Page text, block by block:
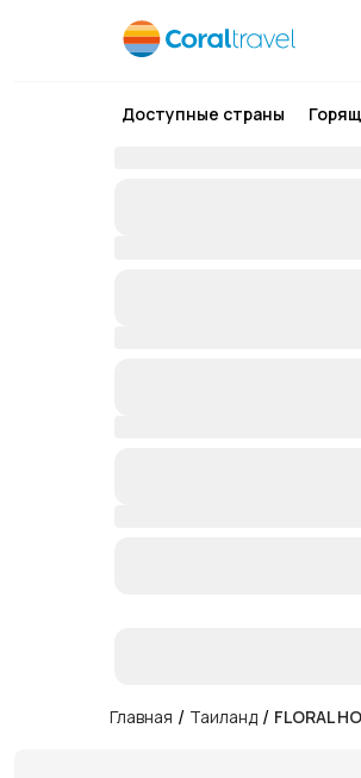
Доступные страны
Главная / Таиланд / FLORAL